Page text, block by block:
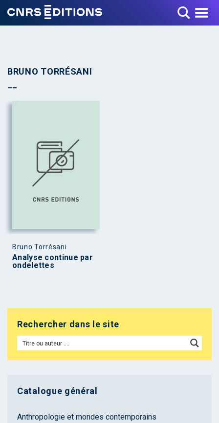
Toggle Menu
BRUNO TORRÉSANI
Bruno Torrésani
Analyse continue par
ondelettes
Rechercher dans le site
Catalogue général
Anthropologie et mondes contemporains